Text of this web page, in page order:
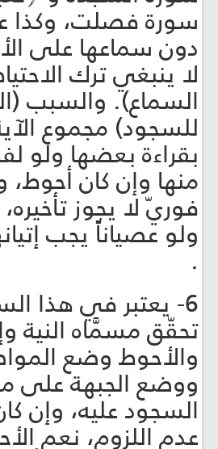
سورة فصلت، وكذا
دون سماعها على
لا ينبغي ترك
السماع). والسبب
للسجود) مجموع
بقراءة بعضها ولو
منها وإن كان أحوط،
فوريّ لا يجوز
ولو عصياناً يجب
.
6- يعتبر في هذا
تحقّق مسمَّاه النية
والأحوط وضع
ووضع الجبهة على
السجود عليه، وإن
عدم اللزوم، نعم